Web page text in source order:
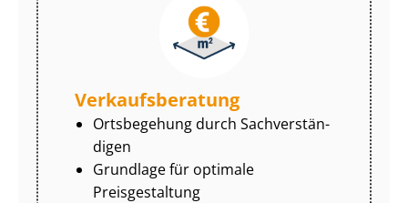
Ver­kaufs­be­ra­tung
Ortsbegehung durch Sach­ver­stän­
di­gen
Grundlage für optimale
Preisgestaltung